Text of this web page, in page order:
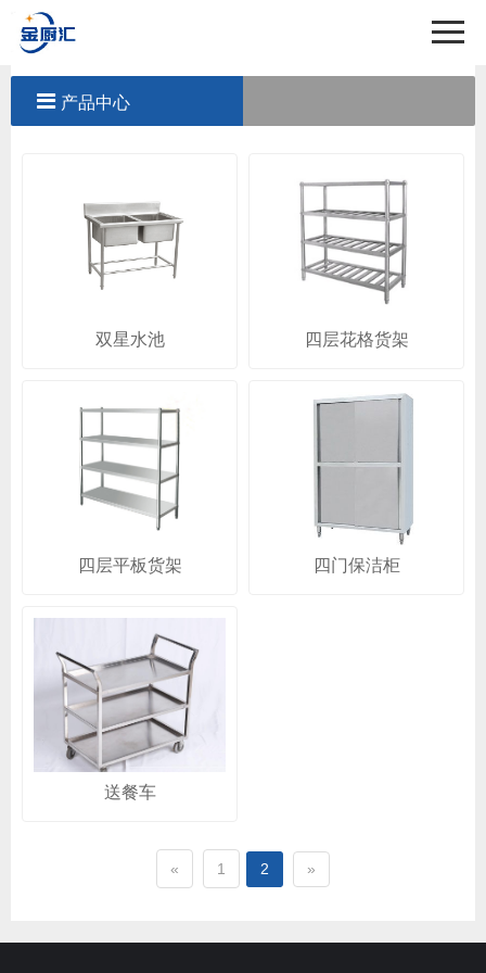
关于我们
产品中心
产品中心
双星水池 四层花格货架
四层平板货架 四门保洁柜
送餐车
« 1 2 »